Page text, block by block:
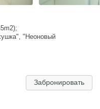
"Неоновый
"Психушка"
и медицинские
Забронировать